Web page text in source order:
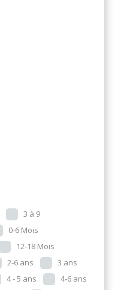
3 à 9
0-6 Mois
12-18 Mois
2-6 ans
3 ans
4 - 5 ans
4-6 ans